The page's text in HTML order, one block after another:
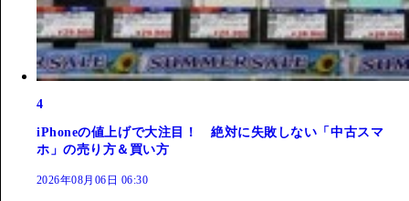
4
iPhoneの値上げで大注目！ 絶対に失敗しない「中古スマ
ホ」の売り方＆買い方
2026年08月06日 06:30